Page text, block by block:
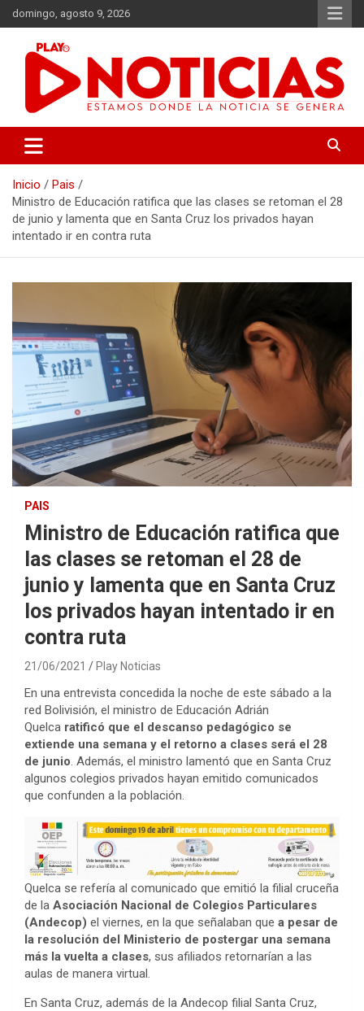
Saltar
al
contenido
domingo, agosto 9, 2026
Play Noticias
Inicio
Pais
Ministro de Educación ratifica que las clases se retoman el 28
de junio y lamenta que en Santa Cruz los privados hayan
intentado ir en contra ruta
PAIS
Ministro de Educación ratifica que
las clases se retoman el 28 de
junio y lamenta que en Santa Cruz
los privados hayan intentado ir en
contra ruta
21/06/2021 Play Noticias
En una entrevista concedida la noche de este sábado a la
red Bolivisión, el ministro de Educación Adrián
Quelca ratificó que el descanso pedagógico se
extiende una semana y el retorno a clases será el 28
de junio. Además, el ministro lamentó que en Santa Cruz
algunos colegios privados hayan emitido comunicados
que confunden a la población.
Quelca se refería al comunicado que emitió la filial cruceña
de la Asociación Nacional de Colegios Particulares
(Andecop) el viernes, en la que señalaban que a pesar de
la resolución del Ministerio de postergar una semana
más la vuelta a clases, sus afiliados retornarían a las
aulas de manera virtual.
En Santa Cruz, además de la Andecop filial Santa Cruz,